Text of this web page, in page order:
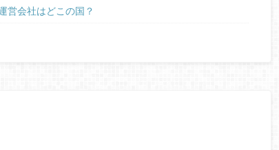
営会社はどこの国？